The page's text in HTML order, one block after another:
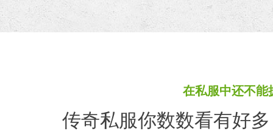
在私服中还不能
传奇私服你数数看有好多